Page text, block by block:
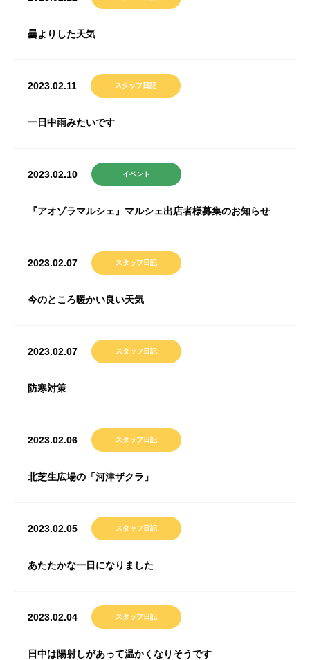
曇よりした天気
2023.02.11 スタッフ日記
一日中雨みたいです
2023.02.10 イベント
『アオゾラマルシェ』マルシェ出店者様募集のお知らせ
2023.02.07 スタッフ日記
今のところ暖かい良い天気
2023.02.07 スタッフ日記
防寒対策
2023.02.06 スタッフ日記
北芝生広場の「河津ザクラ」
2023.02.05 スタッフ日記
あたたかな一日になりました
2023.02.04 スタッフ日記
日中は陽射しがあって温かくなりそうです